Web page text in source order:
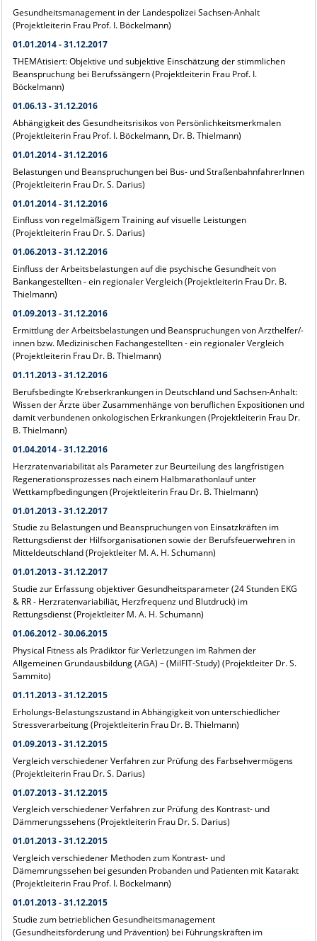
Gesundheitsmanagement in der Landespolizei Sachsen-Anhalt
(Projektleiterin Frau Prof. I. Böckelmann)
01.01.2014 - 31.12.2017
THEMAtisiert: Objektive und subjektive Einschätzung der stimmlichen
Beanspruchung bei Berufssängern (Projektleiterin Frau Prof. I.
Böckelmann)
01.06.13 - 31.12.2016
Abhängigkeit des Gesundheitsrisikos von Persönlichkeitsmerkmalen
(Projektleiterin Frau Prof. I. Böckelmann, Dr. B. Thielmann)
01.01.2014 - 31.12.2016
Belastungen und Beanspruchungen bei Bus- und StraßenbahnfahrerInnen
(Projektleiterin Frau Dr. S. Darius)
01.01.2014 - 31.12.2016
Einfluss von regelmäßigem Training auf visuelle Leistungen
(Projektleiterin Frau Dr. S. Darius)
01.06.2013 - 31.12.2016
Einfluss der Arbeitsbelastungen auf die psychische Gesundheit von
Bankangestellten - ein regionaler Vergleich (Projektleiterin Frau Dr. B.
Thielmann)
01.09.2013 - 31.12.2016
Ermittlung der Arbeitsbelastungen und Beanspruchungen von Arzthelfer/-
innen bzw. Medizinischen Fachangestellten - ein regionaler Vergleich
(Projektleiterin Frau Dr. B. Thielmann)
01.11.2013 - 31.12.2016
Berufsbedingte Krebserkrankungen in Deutschland und Sachsen-Anhalt:
Wissen der Ärzte über Zusammenhänge von beruflichen Expositionen und
damit verbundenen onkologischen Erkrankungen (Projektleiterin Frau Dr.
B. Thielmann)
01.04.2014 - 31.12.2016
Herzratenvariabilität als Parameter zur Beurteilung des langfristigen
Regenerationsprozesses nach einem Halbmarathonlauf unter
Wettkampfbedingungen (Projektleiterin Frau Dr. B. Thielmann)
01.01.2013 - 31.12.2017
Studie zu Belastungen und Beanspruchungen von Einsatzkräften im
Rettungsdienst der Hilfsorganisationen sowie der Berufsfeuerwehren in
Mitteldeutschland (Projektleiter M. A. H. Schumann)
01.01.2013 - 31.12.2017
Studie zur Erfassung objektiver Gesundheitsparameter (24 Stunden EKG
& RR - Herzratenvariabiliät, Herzfrequenz und Blutdruck) im
Rettungsdienst (Projektleiter M. A. H. Schumann)
01.06.2012 - 30.06.2015
Physical Fitness als Prädiktor für Verletzungen im Rahmen der
Allgemeinen Grundausbildung (AGA) – (MilFIT-Study) (Projektleiter Dr. S.
Sammito)
01.11.2013 - 31.12.2015
Erholungs-Belastungszustand in Abhängigkeit von unterschiedlicher
Stressverarbeitung (Projektleiterin Frau Dr. B. Thielmann)
01.09.2013 - 31.12.2015
Vergleich verschiedener Verfahren zur Prüfung des Farbsehvermögens
(Projektleiterin Frau Dr. S. Darius)
01.07.2013 - 31.12.2015
Vergleich verschiedener Verfahren zur Prüfung des Kontrast- und
Dämmerungssehens (Projektleiterin Frau Dr. S. Darius)
01.01.2013 - 31.12.2015
Vergleich verschiedener Methoden zum Kontrast- und
Dämemrungssehen bei gesunden Probanden und Patienten mit Katarakt
(Projektleiterin Frau Prof. I. Böckelmann)
01.01.2013 - 31.12.2015
Studie zum betrieblichen Gesundheitsmanagement
(Gesundheitsförderung und Prävention) bei Führungskräften im